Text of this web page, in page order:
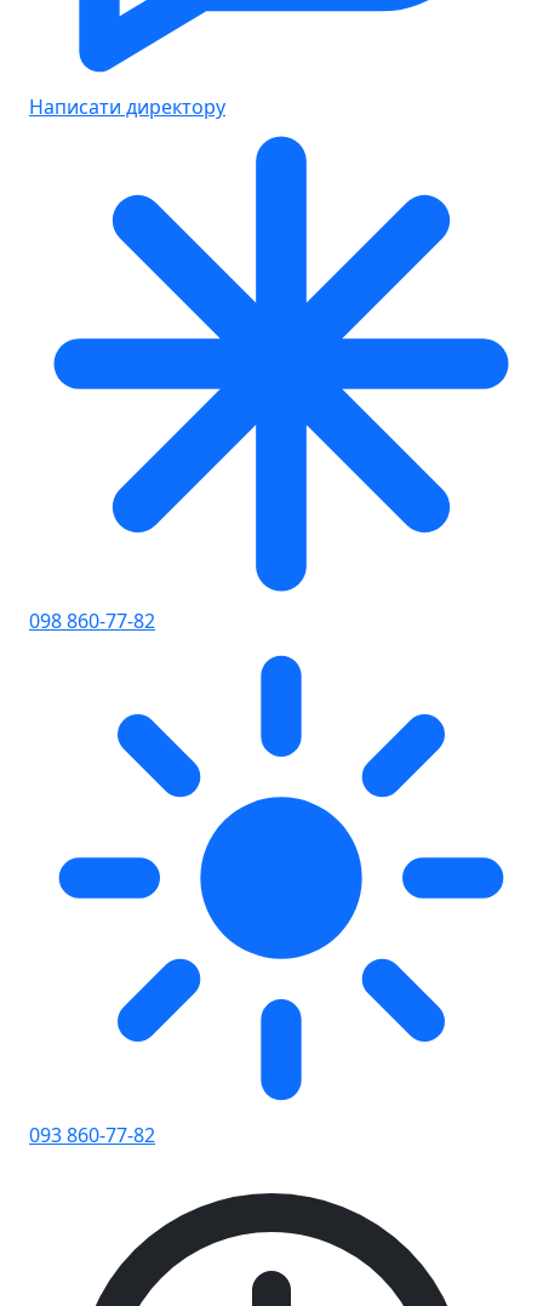
Написати директору
098 860-77-82
093 860-77-82